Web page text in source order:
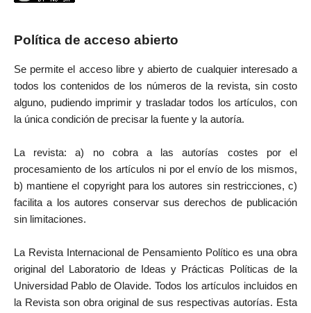
Política de acceso abierto
Se permite el acceso libre y abierto de cualquier interesado a
todos los contenidos de los números de la revista, sin costo
alguno, pudiendo imprimir y trasladar todos los artículos, con
la única condición de precisar la fuente y la autoría.
La revista: a) no cobra a las autorías costes por el
procesamiento de los artículos ni por el envío de los mismos,
b) mantiene el copyright para los autores sin restricciones, c)
facilita a los autores conservar sus derechos de publicación
sin limitaciones.
La Revista Internacional de Pensamiento Político es una obra
original del Laboratorio de Ideas y Prácticas Políticas de la
Universidad Pablo de Olavide. Todos los artículos incluidos en
la Revista son obra original de sus respectivas autorías. Esta